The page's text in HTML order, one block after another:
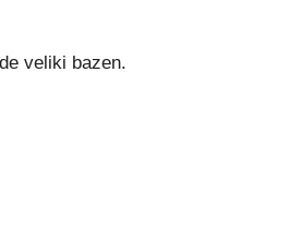
veliki bazen.